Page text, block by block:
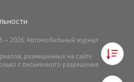
2026. Автомобильный журнал
размещенных на сайте
с письменного разрешения